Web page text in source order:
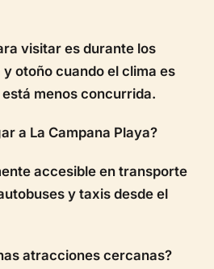
visitar es durante los
otoño cuando el clima es
menos concurrida.
a La Campana Playa?
accesible en transporte
y taxis desde el
atracciones cercanas?